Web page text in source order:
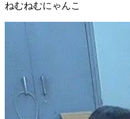
ねむねむにゃんこ